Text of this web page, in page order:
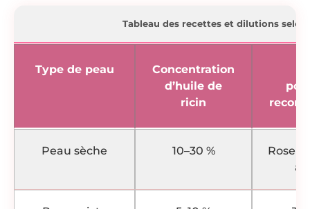
Tableau des recettes et dilutions selon
Type de peau
Concentration
d’huile de
ricin
Peau sèche 10–30 %
Rose